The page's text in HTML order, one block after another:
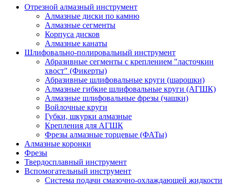
Отрезной алмазный инструмент
Алмазные диски по камню
Алмазные сегменты
Корпуса дисков
Алмазные канаты
Шлифовально-полировальный инструмент
Абразивные сегменты с креплением "ласточкин
хвост" (Фикерты)
Абразивные шлифовальные круги (шарошки)
Алмазные гибкие шлифовальные круги (АГШК)
Алмазные шлифовальные фрезы (чашки)
Войлочные круги
Губки, шкурки алмазные
Крепления для АГШК
Фрезы алмазные торцевые (ФАТы)
Алмазные коронки
Фрезы
Твердосплавный инструмент
Вспомогательный инструмент
Система подачи смазочно-охлаждающей жидкости